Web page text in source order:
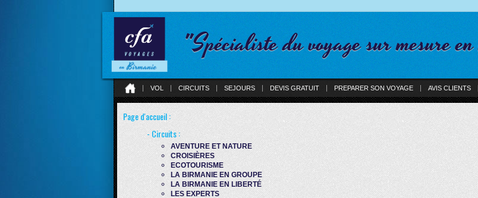
"Spécialiste du voyage sur mesure
VOL CIRCUITS SEJOURS DEVIS GRATUIT PREPARER SON VOYAGE AVIS CLIENTS
Page d'accueil :
- Circuits :
AVENTURE ET NATURE
CROISIÈRES
ECOTOURISME
LA BIRMANIE EN GROUPE
LA BIRMANIE EN LIBERTÉ
LES EXPERTS